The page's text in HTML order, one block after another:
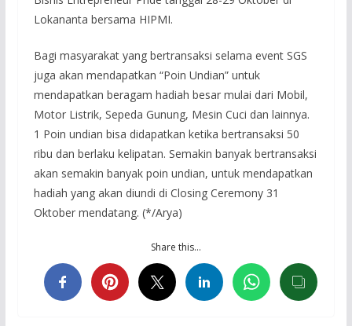
Lokananta bersama HIPMI.
Bagi masyarakat yang bertransaksi selama event SGS
juga akan mendapatkan “Poin Undian” untuk
mendapatkan beragam hadiah besar mulai dari Mobil,
Motor Listrik, Sepeda Gunung, Mesin Cuci dan lainnya.
1 Poin undian bisa didapatkan ketika bertransaksi 50
ribu dan berlaku kelipatan. Semakin banyak bertransaksi
akan semakin banyak poin undian, untuk mendapatkan
hadiah yang akan diundi di Closing Ceremony 31
Oktober mendatang. (*/Arya)
Share this…